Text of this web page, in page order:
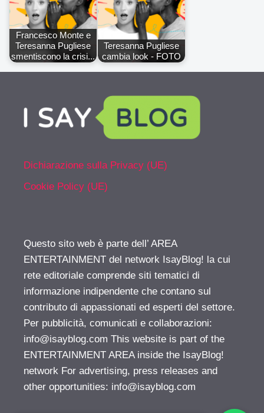
Francesco Monte e
Teresanna Pugliese
smentiscono la crisi...
Teresanna Pugliese
cambia look - FOTO
Dichiarazione sulla Privacy (UE)
Cookie Policy (UE)
Questo sito web è parte dell’ AREA
ENTERTAINMENT del network IsayBlog! la cui
rete editoriale comprende siti tematici di
informazione indipendente che contano sul
contributo di appassionati ed esperti del settore.
Per pubblicità, comunicati e collaborazioni:
info@isayblog.com This website is part of the
ENTERTAINMENT AREA inside the IsayBlog!
network For advertising, press releases and
other opportunities: info@isayblog.com